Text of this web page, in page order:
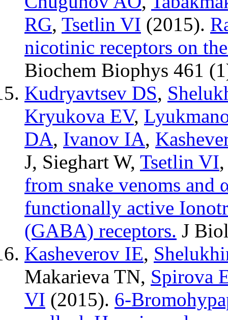
RG, Tsetlin VI (2015).
nicotinic receptors on
Biochem Biophys 461
Kudryavtsev DS,
Kryukova EV,
DA, Ivanov IA,
J, Sieghart W, Tsetlin VI
from snake venoms
functionally active
(GABA) receptors. J
Kasheverov IE,
Makarieva TN, Spirova
VI (2015). 6-